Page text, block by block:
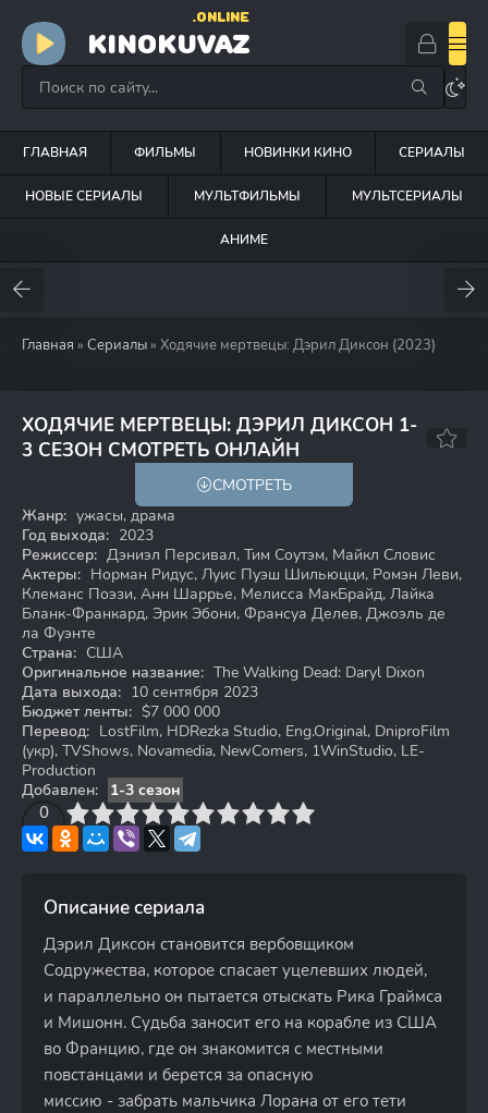
KINOKUVAZ
.ONLINE
ГЛАВНАЯ ФИЛЬМЫ НОВИНКИ КИНО СЕРИАЛЫ
НОВЫЕ СЕРИАЛЫ МУЛЬТФИЛЬМЫ МУЛЬТСЕРИАЛЫ
АНИМЕ
Главная » Сериалы » Ходячие мертвецы: Дэрил Диксон (2023)
ХОДЯЧИЕ МЕРТВЕЦЫ: ДЭРИЛ ДИКСОН 1-
3 СЕЗОН СМОТРЕТЬ ОНЛАЙН
7.8 7.5
СМОТРЕТЬ
Жанр: ужасы, драма
Год выхода: 2023
Режиссер: Дэниэл Персивал, Тим Соутэм, Майкл Словис
Актеры: Норман Ридус, Луис Пуэш Шильюцци, Ромэн Леви,
Клеманс Поэзи, Анн Шаррье, Мелисса МакБрайд, Лайка
Бланк-Франкард, Эрик Эбони, Франсуа Делев, Джоэль де
ла Фуэнте
Страна: США
Оригинальное название: The Walking Dead: Daryl Dixon
Дата выхода: 10 сентября 2023
Бюджет ленты: $7 000 000
Перевод: LostFilm, HDRezka Studio, Eng.Original, DniproFilm
(укр), TVShows, Novamedia, NewComers, 1WinStudio, LE-
Production
Добавлен:
1-3 сезон
0
4 6 7 8 9 10
Описание сериала
Дэрил Диксон становится вербовщиком
Содружества, которое спасает уцелевших людей,
и параллельно он пытается отыскать Рика Граймса
и Мишонн. Судьба заносит его на корабле из США
во Францию, где он знакомится с местными
повстанцами и берется за опасную
миссию - забрать мальчика Лорана от его тети